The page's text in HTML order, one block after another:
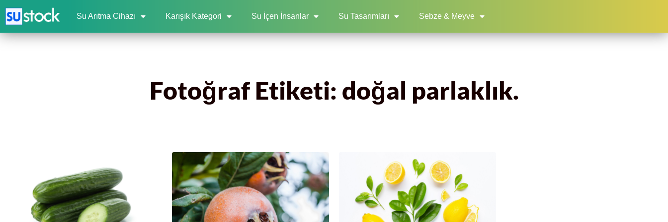
Su Arıtma Cihazı Karışık Kategori Su İçen İnsanlar Su Tasarımları Sebze & Meyve
Fotoğraf Etiketi: doğal parlaklık.